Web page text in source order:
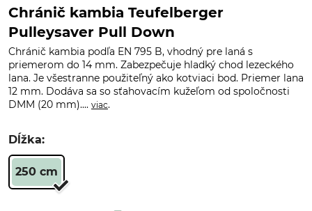
Chránič kambia Teufelberger
Pulleysaver Pull Down
Chránič kambia podľa EN 795 B, vhodný pre laná s
priemerom do 14 mm. Zabezpečuje hladký chod lezeckého
lana. Je všestranne použiteľný ako kotviaci bod. Priemer lana
12 mm. Dodáva sa so sťahovacím kužeľom od spoločnosti
DMM (20 mm).... viac.
Dĺžka:
250 cm